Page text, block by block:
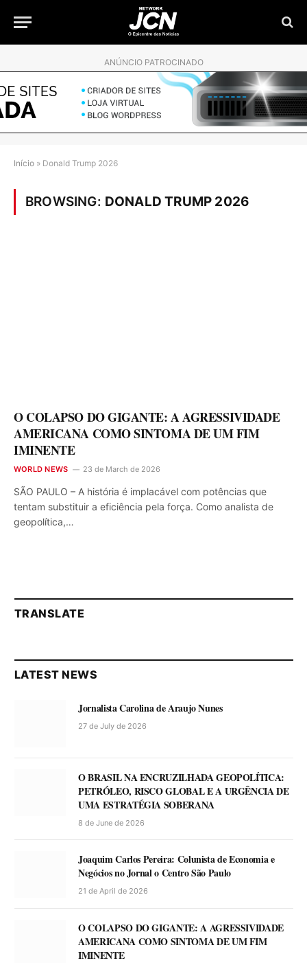
ANÚNCIO PATROCINADO
Início » Donald Trump 2026
BROWSING: DONALD TRUMP 2026
O COLAPSO DO GIGANTE: A AGRESSIVIDADE
AMERICANA COMO SINTOMA DE UM FIM
IMINENTE
WORLD NEWS 23 de March de 2026
SÃO PAULO – A história é implacável com potências que
tentam substituir a eficiência pela força. Como analista de
geopolítica,…
TRANSLATE
LATEST NEWS
Jornalista Carolina de Araujo Nunes
27 de July de 2026
O BRASIL NA ENCRUZILHADA GEOPOLÍTICA:
PETRÓLEO, RISCO GLOBAL E A URGÊNCIA DE
UMA ESTRATÉGIA SOBERANA
8 de June de 2026
Joaquim Carlos Pereira: Colunista de Economia e
Negócios no Jornal o Centro São Paulo
21 de April de 2026
O COLAPSO DO GIGANTE: A AGRESSIVIDADE
AMERICANA COMO SINTOMA DE UM FIM
IMINENTE